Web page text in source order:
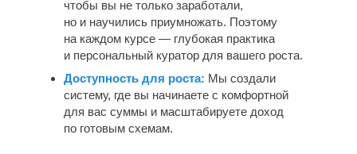
Доступность для роста: Мы создали
систему, где вы начинаете с комфортной
для вас суммы и масштабируете доход
по готовым схемам.
чтобы вы не только заработали,
но и научились приумножать. Поэтому
на каждом курсе — глубокая практика
и персональный куратор для вашего роста.